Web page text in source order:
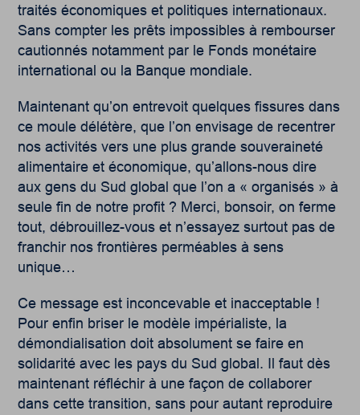
traités économiques et politiques internationaux.
Sans compter les prêts impossibles à rembourser
cautionnés notamment par le Fonds monétaire
international ou la Banque mondiale.
Maintenant qu’on entrevoit quelques fissures dans
ce moule délétère, que l’on envisage de recentrer
nos activités vers une plus grande souveraineté
alimentaire et économique, qu’allons-nous dire
aux gens du Sud global que l’on a « organisés » à
seule fin de notre profit ? Merci, bonsoir, on ferme
tout, débrouillez-vous et n’essayez surtout pas de
franchir nos frontières perméables à sens
unique…
Ce message est inconcevable et inacceptable !
Pour enfin briser le modèle impérialiste, la
démondialisation doit absolument se faire en
solidarité avec les pays du Sud global. Il faut dès
maintenant réfléchir à une façon de collaborer
dans cette transition, sans pour autant reproduire